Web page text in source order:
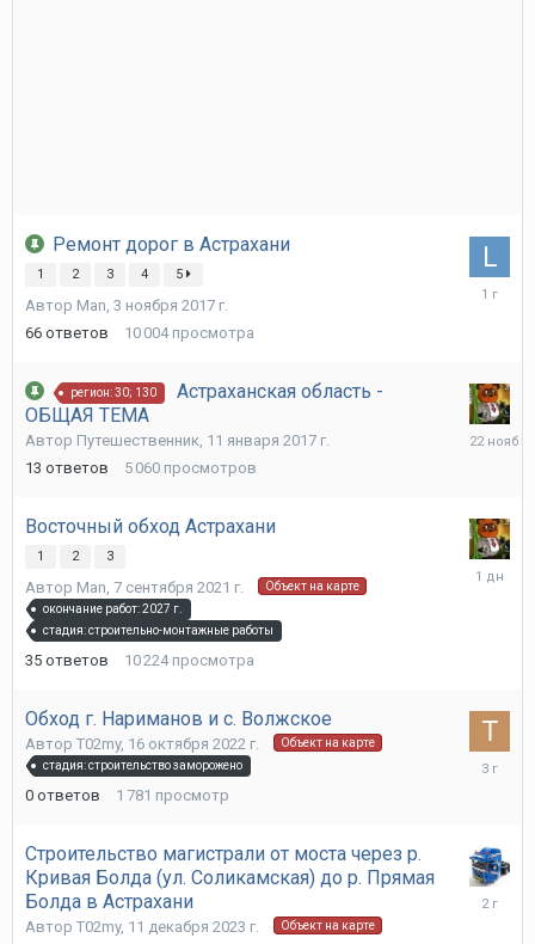
Ремонт дорог в Астрахани
1 2 3 4 5
Автор Man, 3 ноября 2017 г.
66 ответов 10 004 просмотра
регион: 30; 130
Астраханская область -
ОБЩАЯ ТЕМА
Автор Путешественник, 11 января 2017 г.
13 ответов 5 060 просмотров
22
Восточный обход Астрахани
1 2 3
Автор Man, 7 сентября 2021 г.
Объект на карте
окончание работ: 2027 г.
стадия: строительно-монтажные работы
35 ответов 10 224 просмотра
Вчера
Обход г. Нариманов и с. Волжское
Автор T02my, 16 октября 2022 г.
Объект на карте
стадия: строительство заморожено
0 ответов 1 781 просмотр
16
Строительство магистрали от моста через р.
Кривая Болда (ул. Соликамская) до р. Прямая
Болда в Астрахани
Автор T02my, 11 декабря 2023 г. Объект на карте